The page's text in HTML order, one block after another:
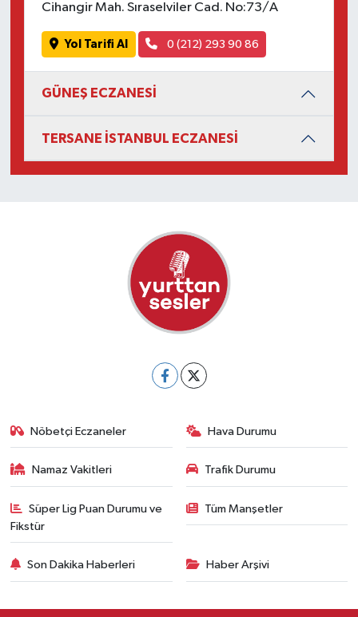
Cihangir Mah. Sıraselviler Cad. No:73/A
Yol Tarifi Al 0 (212) 293 90 86
GÜNEŞ ECZANESİ
TERSANE İSTANBUL ECZANESİ
Nöbetçi Eczaneler Hava Durumu
Namaz Vakitleri Trafik Durumu
Süper Lig Puan Durumu ve
Fikstür
Tüm Manşetler
Son Dakika Haberleri Haber Arşivi